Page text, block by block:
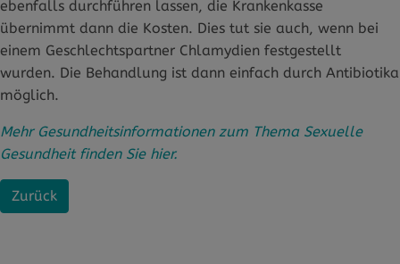
Zurück
ebenfalls durchführen lassen, die Krankenkasse
übernimmt dann die Kosten. Dies tut sie auch, wenn bei
einem Geschlechtspartner Chlamydien festgestellt
wurden. Die Behandlung ist dann einfach durch Antibiotika
möglich.
Mehr Gesundheitsinformationen zum Thema Sexuelle
Gesundheit finden Sie hier.